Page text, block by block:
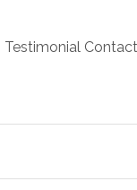
Testimonial Contact